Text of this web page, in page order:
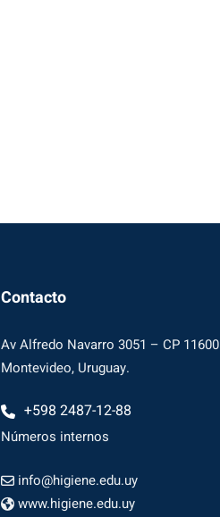
Contacto
Av Alfredo Navarro 3051 – CP 11600
Montevideo, Uruguay.
+598 2487-12-88
Números internos
info@higiene.edu.uy
www.higiene.edu.uy